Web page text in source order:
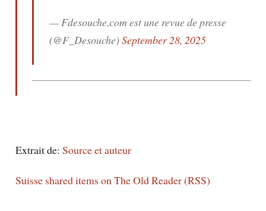
— Fdesouche.com est une revue de presse
(@F_Desouche) September 28, 2025
Extrait de: Source et auteur
Suisse shared items on The Old Reader (RSS)